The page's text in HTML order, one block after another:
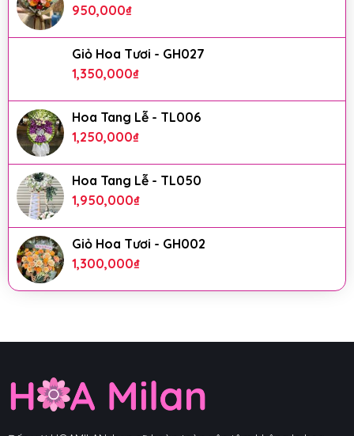
950,000₫
Giỏ Hoa Tươi - GH027
1,350,000₫
Hoa Tang Lễ - TL006
1,250,000₫
Hoa Tang Lễ - TL050
1,950,000₫
Giỏ Hoa Tươi - GH002
1,300,000₫